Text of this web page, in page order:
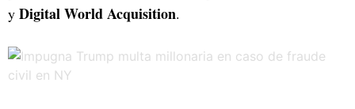
y Digital World Acquisition.